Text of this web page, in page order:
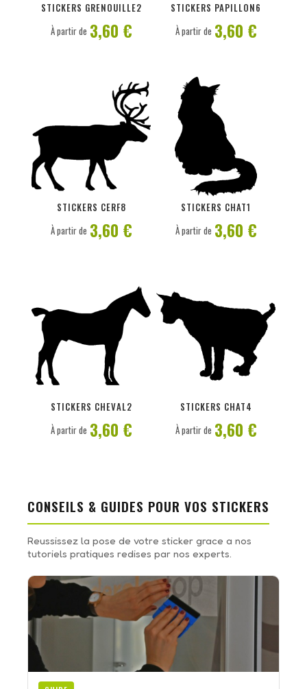
STICKERS GRENOUILLE2
À partir de 3,60 €
STICKERS PAPILLON6
À partir de 3,60 €
STICKERS CERF8
PERSONNALISER
À partir de 3,60 €
STICKERS CHAT1
PERSONNALISER
À partir de 3,60 €
STICKERS CHEVAL2
À partir de 3,60 €
STICKERS CHAT4
À partir de 3,60 €
CONSEILS & GUIDES POUR VOS STICKERS
Reussissez la pose de votre sticker grace a nos
tutoriels pratiques redises par nos experts.